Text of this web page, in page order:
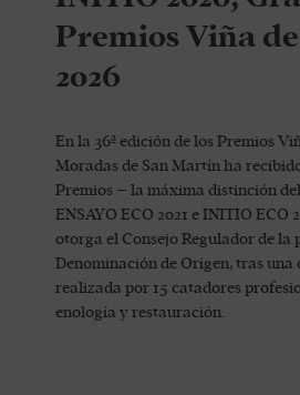
Premios Viña
2026
En la 36ª edición de los Premios
Moradas de San Martín ha
Premios – la máxima distinción
ENSAYO ECO 2021 e INITIO ECO
otorga el Consejo Regulador de la
Denominación de Origen, tras una
realizada por 15 catadores
enología y restauración.